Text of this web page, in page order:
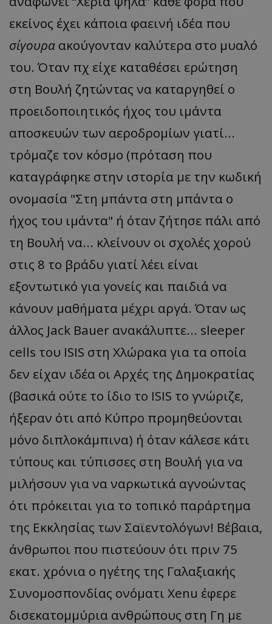
εκείνος έχει κάποια φαεινή ιδέα που
σίγουρα ακούγονταν καλύτερα στο μυαλό
του. Όταν πχ είχε καταθέσει ερώτηση
στη Βουλή ζητώντας να καταργηθεί ο
προειδοποιητικός ήχος του ιμάντα
αποσκευών των αεροδρομίων γιατί...
τρόμαζε τον κόσμο (πρόταση που
καταγράφηκε στην ιστορία με την κωδική
ονομασία "Στη μπάντα στη μπάντα ο
ήχος του ιμάντα" ή όταν ζήτησε πάλι από
τη Βουλή να... κλείνουν οι σχολές χορού
στις 8 το βράδυ γιατί λέει είναι
εξοντωτικό για γονείς και παιδιά να
κάνουν μαθήματα μέχρι αργά. Όταν ως
άλλος Jack Bauer ανακάλυπτε... sleeper
cells του ISIS στη Χλώρακα για τα οποία
δεν είχαν ιδέα οι Αρχές της Δημοκρατίας
(βασικά ούτε το ίδιο το ISIS το γνώριζε,
ήξεραν ότι από Κύπρο προμηθεύονται
μόνο διπλοκάμπινα) ή όταν κάλεσε κάτι
τύπους και τύπισσες στη Βουλή για να
μιλήσουν για να ναρκωτικά αγνοώντας
ότι πρόκειται για το τοπικό παράρτημα
της Εκκλησίας των Σαϊεντολόγων! Βέβαια,
άνθρωποι που πιστεύουν ότι πριν 75
εκατ. χρόνια ο ηγέτης της Γαλαξιακής
Συνομοσπονδίας ονόματι Xenu έφερε
δισεκατομμύρια ανθρώπους στη Γη με